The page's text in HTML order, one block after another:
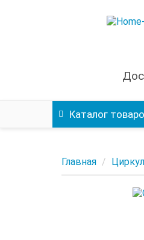
Каталог
Главная